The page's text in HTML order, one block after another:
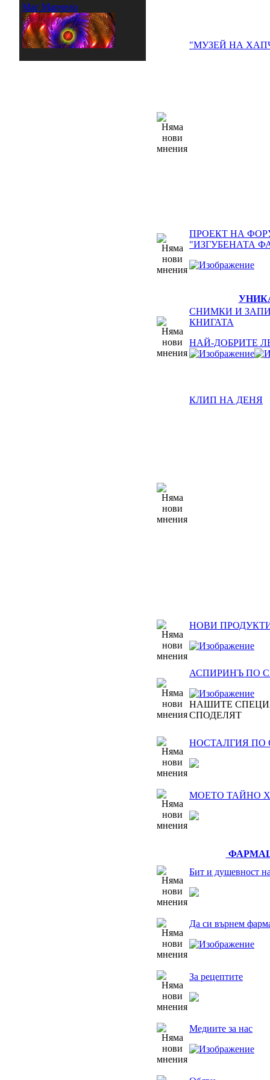
Маг Марчело
"МУЗЕЙ НА
ПРОЕКТ НА
"ИЗГУБЕНАТА
СНИМКИ И
КНИГАТА
НАЙ-ДОБРИТЕ
КЛИП НА ДЕНЯ
НОВИ
АСПИРИНЪ ПО
НАШИТЕ
СПОДЕЛЯТ
НОСТАЛГИЯ
МОЕТО ТАЙНО
Бит и душевност
Да си върнем
За рецептите
Медиите за нас